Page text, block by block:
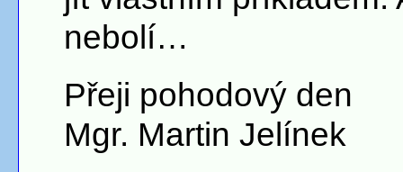
nebolí…
Přeji pohodový den
Mgr. Martin Jelínek